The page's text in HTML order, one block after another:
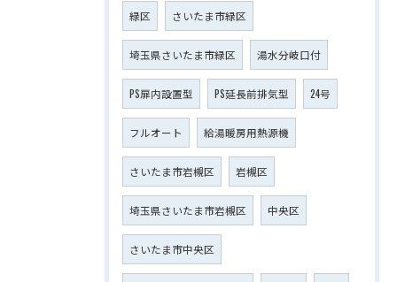
緑区 さいたま市緑区
埼玉県さいたま市緑区 湯水分岐口付
PS扉内設置型 PS延長前排気型 24号
フルオート 給湯暖房用熱源機
さいたま市岩槻区 岩槻区
埼玉県さいたま市岩槻区 中央区
さいたま市中央区